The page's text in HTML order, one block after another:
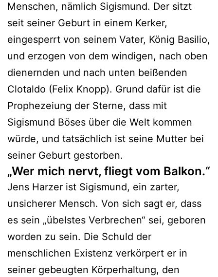
Menschen, nämlich Sigismund. Der sitzt
seit seiner Geburt in einem Kerker,
eingesperrt von seinem Vater, König Basilio,
und erzogen von dem windigen, nach oben
dienernden und nach unten beißenden
Clotaldo (Felix Knopp). Grund dafür ist die
Prophezeiung der Sterne, dass mit
Sigismund Böses über die Welt kommen
würde, und tatsächlich ist seine Mutter bei
seiner Geburt gestorben.
„Wer mich nervt, fliegt vom Balkon.“
Jens Harzer ist Sigismund, ein zarter,
unsicherer Mensch. Von sich sagt er, dass
es sein „übelstes Verbrechen“ sei, geboren
worden zu sein. Die Schuld der
menschlichen Existenz verkörpert er in
seiner gebeugten Körperhaltung, den